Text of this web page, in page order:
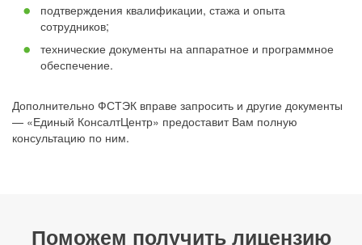
подтверждения квалификации, стажа и опыта
сотрудников;
технические документы на аппаратное и программное
обеспечение.
Дополнительно ФСТЭК вправе запросить и другие документы
— «Единый КонсалтЦентр» предоставит Вам полную
консультацию по ним.
Поможем получить лицензию